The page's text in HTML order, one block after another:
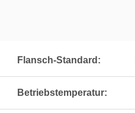
Flansch-Standard:
Betriebstemperatur: